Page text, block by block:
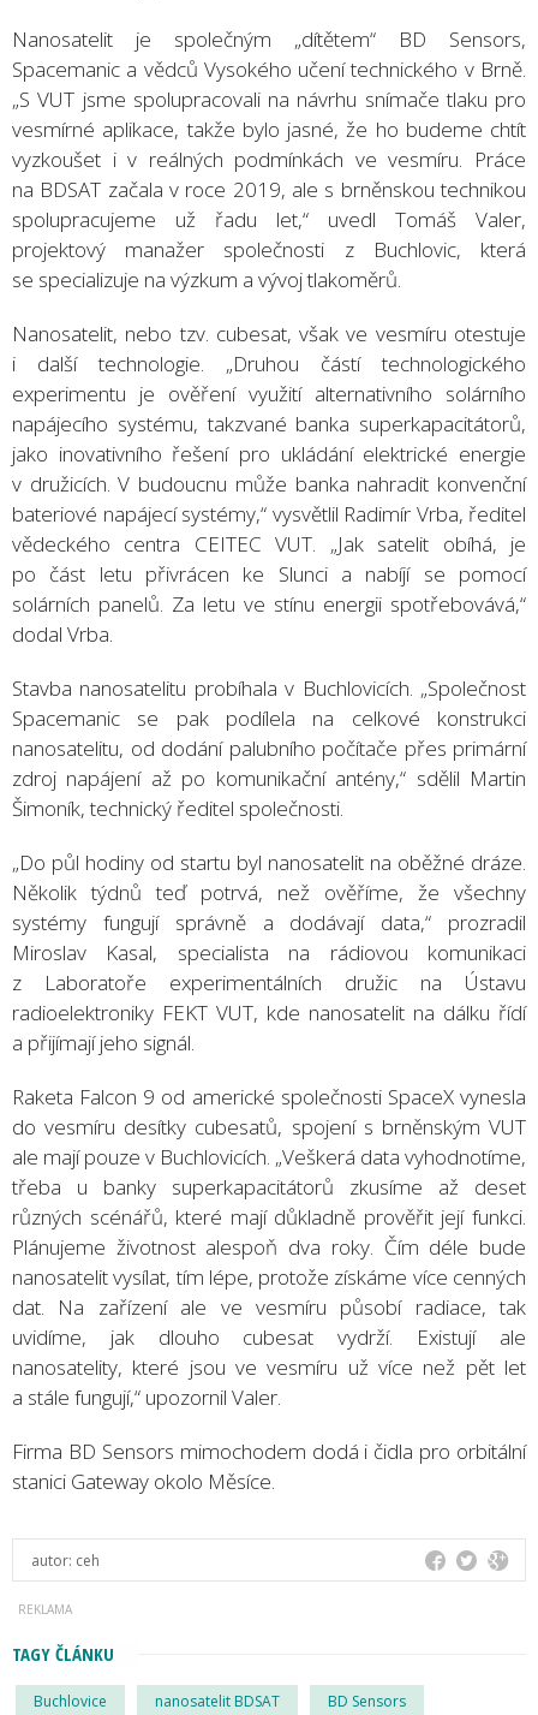
Nanosatelit je společným „dítětem“ BD Sensors,
Spacemanic a vědců Vysokého učení technického v Brně.
„S VUT jsme spolupracovali na návrhu snímače tlaku pro
vesmírné aplikace, takže bylo jasné, že ho budeme chtít
vyzkoušet i v reálných podmínkách ve vesmíru. Práce
na BDSAT začala v roce 2019, ale s brněnskou technikou
spolupracujeme už řadu let,“ uvedl Tomáš Valer,
projektový manažer společnosti z Buchlovic, která
se specializuje na výzkum a vývoj tlakoměrů.
Nanosatelit, nebo tzv. cubesat, však ve vesmíru otestuje
i další technologie. „Druhou částí technologického
experimentu je ověření využití alternativního solárního
napájecího systému, takzvané banka superkapacitátorů,
jako inovativního řešení pro ukládání elektrické energie
v družicích. V budoucnu může banka nahradit konvenční
bateriové napájecí systémy,“ vysvětlil Radimír Vrba, ředitel
vědeckého centra CEITEC VUT. „Jak satelit obíhá, je
po část letu přivrácen ke Slunci a nabíjí se pomocí
solárních panelů. Za letu ve stínu energii spotřebovává,“
dodal Vrba.
Stavba nanosatelitu probíhala v Buchlovicích. „Společnost
Spacemanic se pak podílela na celkové konstrukci
nanosatelitu, od dodání palubního počítače přes primární
zdroj napájení až po komunikační antény,“ sdělil Martin
Šimoník, technický ředitel společnosti.
„Do půl hodiny od startu byl nanosatelit na oběžné dráze.
Několik týdnů teď potrvá, než ověříme, že všechny
systémy fungují správně a dodávají data,“ prozradil
Miroslav Kasal, specialista na rádiovou komunikaci
z Laboratoře experimentálních družic na Ústavu
radioelektroniky FEKT VUT, kde nanosatelit na dálku řídí
a přijímají jeho signál.
Raketa Falcon 9 od americké společnosti SpaceX vynesla
do vesmíru desítky cubesatů, spojení s brněnským VUT
ale mají pouze v Buchlovicích. „Veškerá data vyhodnotíme,
třeba u banky superkapacitátorů zkusíme až deset
různých scénářů, které mají důkladně prověřit její funkci.
Plánujeme životnost alespoň dva roky. Čím déle bude
nanosatelit vysílat, tím lépe, protože získáme více cenných
dat. Na zařízení ale ve vesmíru působí radiace, tak
uvidíme, jak dlouho cubesat vydrží. Existují ale
nanosatelity, které jsou ve vesmíru už více než pět let
a stále fungují,“ upozornil Valer.
Firma BD Sensors mimochodem dodá i čidla pro orbitální
stanici Gateway okolo Měsíce.
autor: ceh
TAGY ČLÁNKU
Buchlovice nanosatelit BDSAT BD Sensors